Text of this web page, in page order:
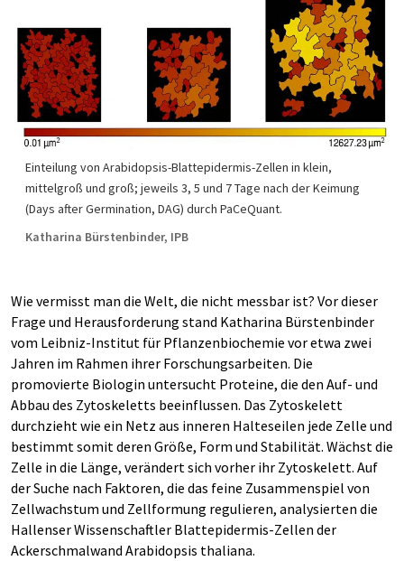
Einteilung von Arabidopsis-Blattepidermis-Zellen in klein,
mittelgroß und groß; jeweils 3, 5 und 7 Tage nach der Keimung
(Days after Germination, DAG) durch PaCeQuant.
Katharina Bürstenbinder, IPB
Wie vermisst man die Welt, die nicht messbar ist? Vor dieser
Frage und Herausforderung stand Katharina Bürstenbinder
vom Leibniz-Institut für Pflanzenbiochemie vor etwa zwei
Jahren im Rahmen ihrer Forschungsarbeiten. Die
promovierte Biologin untersucht Proteine, die den Auf- und
Abbau des Zytoskeletts beeinflussen. Das Zytoskelett
durchzieht wie ein Netz aus inneren Halteseilen jede Zelle und
bestimmt somit deren Größe, Form und Stabilität. Wächst die
Zelle in die Länge, verändert sich vorher ihr Zytoskelett. Auf
der Suche nach Faktoren, die das feine Zusammenspiel von
Zellwachstum und Zellformung regulieren, analysierten die
Hallenser Wissenschaftler Blattepidermis-Zellen der
Ackerschmalwand Arabidopsis thaliana.